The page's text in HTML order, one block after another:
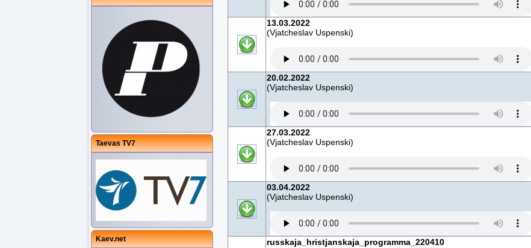
Taevas TV7
Kaev.net
13.03.2022
(Vjatcheslav Uspenski)
20.02.2022
(Vjatcheslav Uspenski)
27.03.2022
(Vjatcheslav Uspenski)
03.04.2022
(Vjatcheslav Uspenski)
russkaja_hristjanskaja_programma_220410